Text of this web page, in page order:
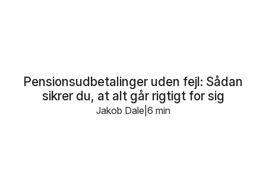
Pensionsudbetalinger uden fejl: Sådan
sikrer du, at alt går rigtigt for sig
6 min
Jakob Dale